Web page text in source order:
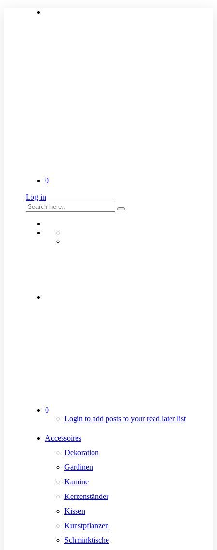
0
Log in
0
Login to add posts to your read later list
Accessoires
Dekoration
Gardinen
Kamine
Kerzenständer
Kissen
Kunstpflanzen
Schminktische